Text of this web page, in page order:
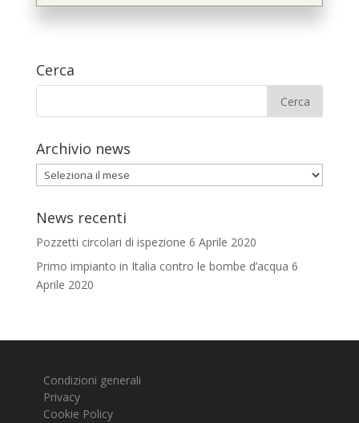
Cerca
Archivio news
Archivio
news
News recenti
Pozzetti circolari di ispezione 6 Aprile 2020
Primo impianto in Italia contro le bombe d’acqua 6
Aprile 2020
Condizioni generali
Privacy
Cookie Policy